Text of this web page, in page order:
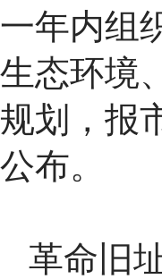
一年内组
生态环境
规划，报
公布。
革命旧